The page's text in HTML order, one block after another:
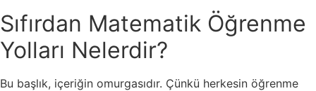
Sıfırdan Matematik Öğrenme
Yolları Nelerdir?
Bu başlık, içeriğin omurgasıdır. Çünkü herkesin öğrenme